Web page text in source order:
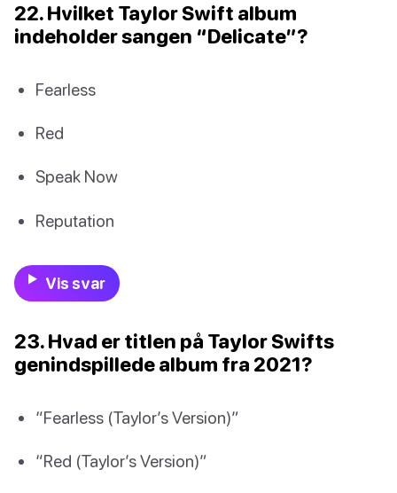
22. Hvilket Taylor Swift album
indeholder sangen “Delicate”?
Fearless
Red
Speak Now
Reputation
Vis svar
23. Hvad er titlen på Taylor Swifts
genindspillede album fra 2021?
“Fearless (Taylor’s Version)”
“Red (Taylor’s Version)”